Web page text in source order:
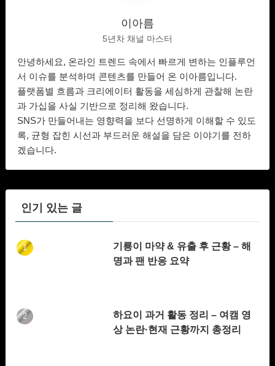
이아름
5년차 채널 마스터
안녕하세요, 온라인 트렌드 속에서 빠르게 변하는 인플루언
서 이슈를 분석하며 콘텐츠를 만들어 온 이아름입니다.
플랫폼별 흐름과 크리에이터 활동을 세심하게 관찰해 논란
과 가십을 사실 기반으로 정리해 왔습니다.
SNS가 만들어내는 영향력을 보다 선명하게 이해할 수 있도
록, 균형 잡힌 시선과 부드러운 해설을 담은 이야기를 전하
겠습니다.
인기 있는 글
기룡이 마약 & 유출 후 근황 – 해
명과 팬 반응 요약
하요이 과거 활동 정리 – 여캠 영
상 논란·현재 근황까지 총정리